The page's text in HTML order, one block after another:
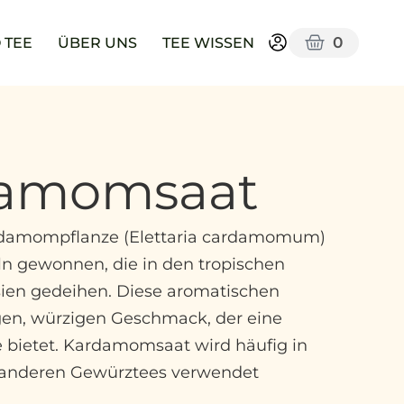
TEE ÜBER UNS TEE WISSEN 0
(Elettaria cardamomum)
gewonnen, die in den tropischen
gedeihen. Diese aromatischen
würzigen Geschmack, der eine
bietet. Kardamomsaat wird häufig in
Gewürztees verwendet